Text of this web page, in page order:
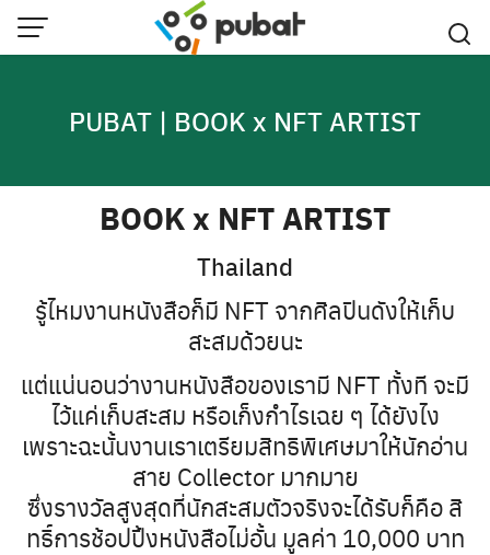
Skip
PUBAT | BOOK x NFT ARTIST
BOOK x NFT ARTIST
Thailand
รู้ไหมงานหนังสือก็มี NFT จากศิลปินดังให้เก็บ
สะสมด้วยนะ
แต่แน่นอนว่างานหนังสือของเรามี NFT ทั้งที จะมี
ไว้แค่เก็บสะสม หรือเก็งกำไรเฉย ๆ ได้ยังไง
เพราะฉะนั้นงานเราเตรียมสิทธิพิเศษมาให้นักอ่าน
สาย Collector มากมาย
ซึ่งรางวัลสูงสุดที่นักสะสมตัวจริงจะได้รับก็คือ สิ
ทธิ์การช้อปปิ้งหนังสือไม่อั้น มูลค่า 10,000 บาท